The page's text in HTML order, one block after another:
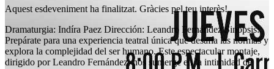
Aquest esdeveniment ha finalitzat. Gràcies pel teu interès!
Dramaturgia: Indíra Paez Dirección: Leandro Fernández Sinopsis:
Prepárate para una experiencia teatral única que desafía las normas y
explora la complejidad del ser humano. Este espectacular montaje,
dirigido por Leandro Fernández, nos sumerge en la intimidad de